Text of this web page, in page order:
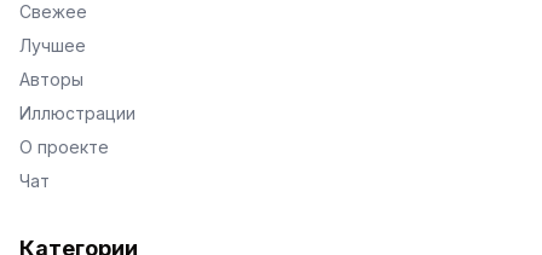
Свежее
Лучшее
Авторы
Иллюстрации
О проекте
Чат
Категории